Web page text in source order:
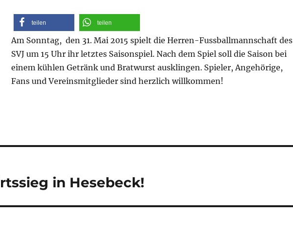
teilen teilen
Am Sonntag, den 31. Mai 2015 spielt die Herren-Fussballmannschaft des
SVJ um 15 Uhr ihr letztes Saisonspiel. Nach dem Spiel soll die Saison bei
einem kühlen Getränk und Bratwurst ausklingen. Spieler, Angehörige,
Fans und Vereinsmitglieder sind herzlich willkommen!
in Hesebeck!